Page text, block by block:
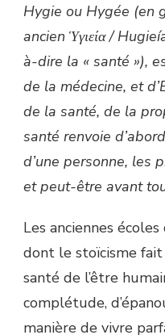
Hygie ou Hygée (en
ancien Ὑγιεία/
à-dire la « santé »),
de la médecine, et
de la santé, de la
santé renvoie
d’une personne, les
et peut-être avant
Les anciennes
dont le stoïcisme
santé de l’être
complétude,
manière de vivre